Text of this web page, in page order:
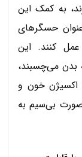
به کمک این
حسگرهای
کنند. این
بدن می‌چسبند،
اکسیژن خون و
صورت بی‌سیم به